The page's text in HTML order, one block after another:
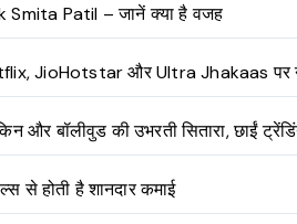
Smita Patil – जानें क्या है वजह
JioHotstar और Ultra Jhakaas पर
बॉलीवुड की उभरती सितारा, छाईं
से होती है शानदार कमाई